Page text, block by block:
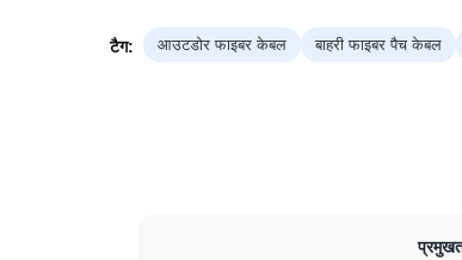
टैग: आउटडोर फाइबर केबल बाहरी फाइबर पैच केबल